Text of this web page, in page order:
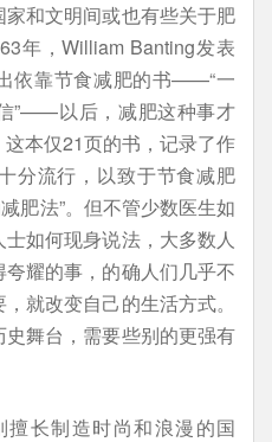
和文明间或也有些关于肥
年，William Banting发表
依靠节食减肥的书——“一
”——以后，减肥这种事才
本仅21页的书，记录了作
分流行，以致于节食减肥
肥法”。但不管少数医生如
如何现身说法，大多数人
耀的事，的确人们几乎不
就改变自己的生活方式。
舞台，需要些别的更强有
长制造时尚和浪漫的国